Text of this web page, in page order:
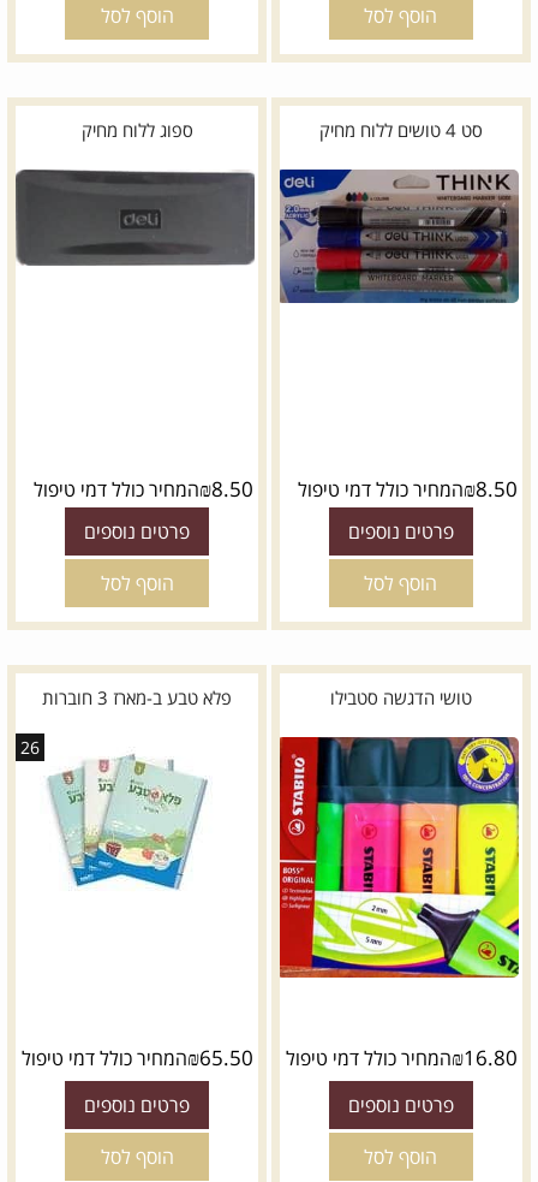
הוסף לסל
הוסף לסל
סט 4 טושים ללוח מחיק
₪8.50 המחיר כולל דמי טיפול
פרטים נוספים
הוסף לסל
ספוג ללוח מחיק
₪8.50 המחיר כולל דמי טיפול
פרטים נוספים
הוסף לסל
טושי הדגשה סטבילו
₪16.80 המחיר כולל דמי טיפול
פרטים נוספים
הוסף לסל
פלא טבע ב-מארז 3 חוברות
26
₪65.50 המחיר כולל דמי טיפול
פרטים נוספים
הוסף לסל